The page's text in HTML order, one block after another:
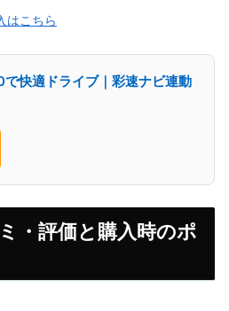
はこちら
快適ドライブ｜彩速ナビ連動
・評価と購入時のポ